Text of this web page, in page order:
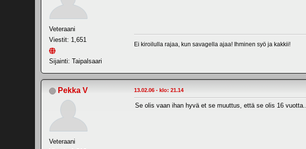
Veteraani
Viestit: 1,651
Sijainti: Taipalsaari
Ei kiroilulla rajaa, kun savagella ajaa! Ihminen syö ja kakkii!
Pekka V
Veteraani
13.02.06 - klo: 21.14
Se olis vaan ihan hyvä et se muuttus, että se olis 16 vuotta..